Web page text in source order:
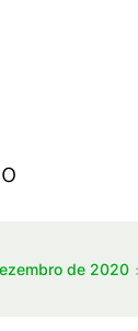
de 2020